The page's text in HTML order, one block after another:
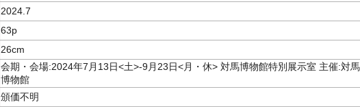
2024.7
63p
26cm
会期・会場:2024年7月13日<土>-9月23日<月・休> 対馬博物館特別展示室 主催:対馬
博物館
頒価不明